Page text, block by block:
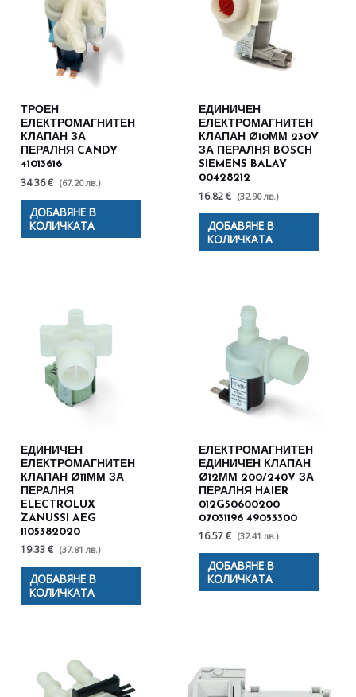
ТРОЕН
ЕЛЕКТРОМАГНИТЕН
КЛАПАН ЗА
ПЕРАЛНЯ CANDY
41013616
34.36 € (67.20 лв.)
ДОБАВЯНЕ В
КОЛИЧКАТА
ЕДИНИЧЕН
ЕЛЕКТРОМАГНИТЕН
КЛАПАН Ø10ММ 230V
ЗА ПЕРАЛНЯ BOSCH
SIEMENS BALAY
00428212
16.82 € (32.90 лв.)
ДОБАВЯНЕ В
КОЛИЧКАТА
ЕДИНИЧЕН
ЕЛЕКТРОМАГНИТЕН
КЛАПАН Ø11ММ ЗА
ПЕРАЛНЯ
ELECTROLUX
ZANUSSI AEG
1105382020
19.33 € (37.81 лв.)
ДОБАВЯНЕ В
КОЛИЧКАТА
ЕЛЕКТРОМАГНИТЕН
ЕДИНИЧЕН КЛАПАН
Ø12ММ 200/240V ЗА
ПЕРАЛНЯ HAIER
012G50600200
07031196 49053300
16.57 € (32.41 лв.)
ДОБАВЯНЕ В
КОЛИЧКАТА